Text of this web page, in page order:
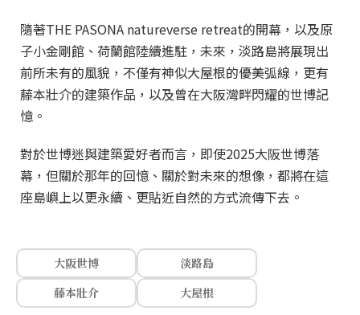
隨著THE PASONA natureverse retreat的開幕，以及原
子小金剛館、荷蘭館陸續進駐，未來，淡路島將展現出
前所未有的風貌，不僅有神似大屋根的優美弧線，更有
藤本壯介的建築作品，以及曾在大阪灣畔閃耀的世博記
憶。
對於世博迷與建築愛好者而言，即使2025大阪世博落
幕，但關於那年的回憶、關於對未來的想像，都將在這
座島嶼上以更永續、更貼近自然的方式流傳下去。
大阪世博
淡路島
藤本壯介
大屋根